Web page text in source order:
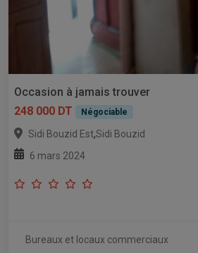
Occasion à jamais trouver
248 000 DT
Négociable
Sidi Bouzid Est,Sidi Bouzid
6 mars 2024
Bureaux et locaux commerciaux